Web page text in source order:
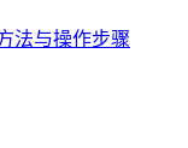
法与操作步骤